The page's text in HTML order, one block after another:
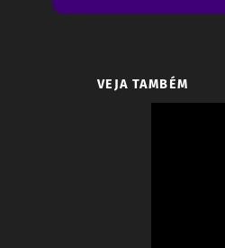
VEJA TAMBÉM